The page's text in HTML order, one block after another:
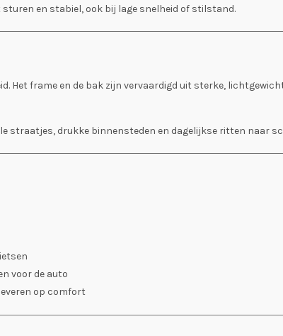
en stabiel, ook bij lage snelheid of stilstand.
Het frame en de bak zijn vervaardigd uit sterke,
straatjes, drukke binnensteden en dagelijkse ritten naar
voor de auto
op comfort